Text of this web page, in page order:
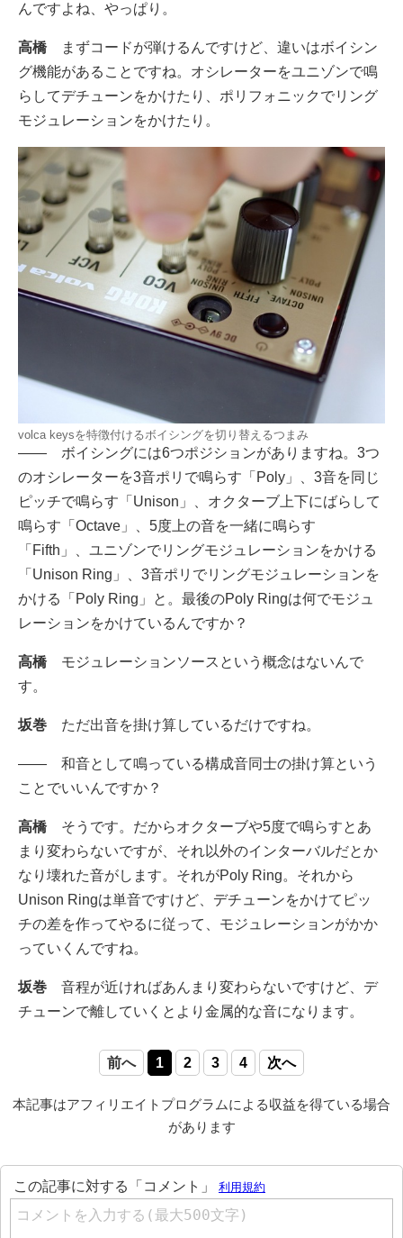
んですよね、やっぱり。
高橋まずコードが弾けるんですけど、違いはボイシン
グ機能があることですね。オシレーターをユニゾンで鳴
らしてデチューンをかけたり、ポリフォニックでリング
モジュレーションをかけたり。
volca keysを特徴付けるボイシングを切り替えるつまみ
―― ボイシングには6つポジションがありますね。3つ
のオシレーターを3音ポリで鳴らす「Poly」、3音を同じ
ピッチで鳴らす「Unison」、オクターブ上下にばらして
鳴らす「Octave」、5度上の音を一緒に鳴らす
「Fifth」、ユニゾンでリングモジュレーションをかける
「Unison Ring」、3音ポリでリングモジュレーションを
かける「Poly Ring」と。最後のPoly Ringは何でモジュ
レーションをかけているんですか？
高橋モジュレーションソースという概念はないんで
す。
坂巻 ただ出音を掛け算しているだけですね。
―― 和音として鳴っている構成音同士の掛け算という
ことでいいんですか？
高橋そうです。だからオクターブや5度で鳴らすとあ
まり変わらないですが、それ以外のインターバルだとか
なり壊れた音がします。それがPoly Ring。それから
Unison Ringは単音ですけど、デチューンをかけてピッ
チの差を作ってやるに従って、モジュレーションがかか
っていくんですね。
坂巻 音程が近ければあんまり変わらないですけど、デ
チューンで離していくとより金属的な音になります。
前へ 1 2 3 4 次へ
本記事はアフィリエイトプログラムによる収益を得ている場合
があります